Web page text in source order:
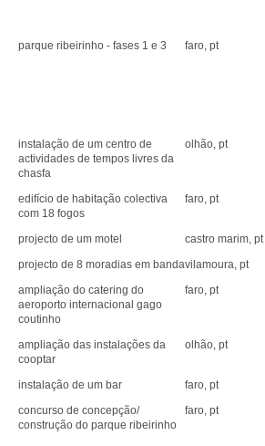
parque ribeirinho - fases 1 e 3 faro, pt
instalação de um centro de
actividades de tempos livres da
chasfa
olhão, pt
edifício de habitação colectiva
com 18 fogos
faro, pt
projecto de um motel castro marim, pt
projecto de 8 moradias em bandavilamoura, pt
ampliação do catering do
aeroporto internacional gago
coutinho
faro, pt
ampliação das instalações da
cooptar
olhão, pt
instalação de um bar faro, pt
concurso de concepção/
construção do parque ribeirinho
faro, pt